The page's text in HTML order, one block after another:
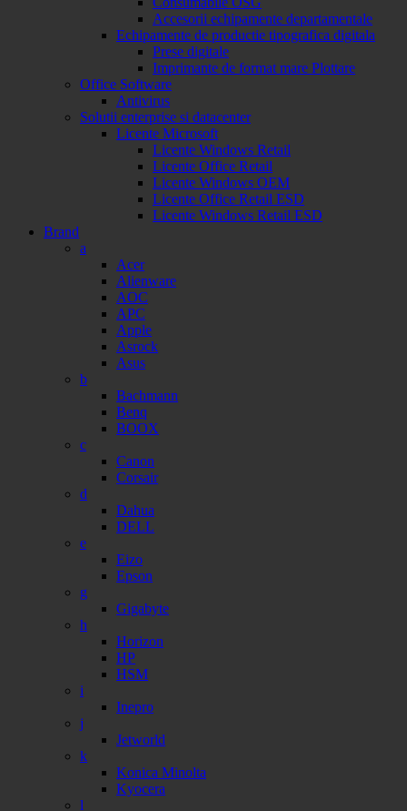
Accesorii echipamente departamentale
Echipamente de productie tipografica digitala
Prese digitale
Imprimante de format mare Plottare
Office Software
Antivirus
Solutii enterprise si datacenter
Licente Microsoft
Licente Windows Retail
Licente Office Retail
Licente Windows OEM
Licente Office Retail ESD
Licente Windows Retail ESD
Brand
a
Acer
Alienware
AOC
APC
Apple
Asrock
Asus
b
Bachmann
Benq
BOOX
c
Canon
Corsair
d
Dahua
DELL
e
Eizo
Epson
g
Gigabyte
h
Horizon
HP
HSM
i
Inepro
j
Jetworld
k
Konica Minolta
Kyocera
l